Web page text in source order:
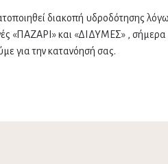
διακοπή υδροδότησης
«ΠΑΖΑΡΙ» και «ΔΙΔΥΜΕΣ» ,
για την κατανόησή σας.